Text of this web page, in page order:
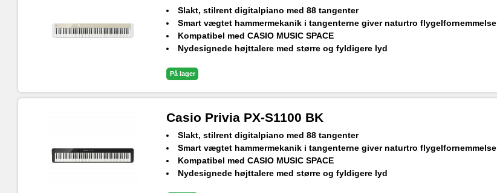
Slakt, stilrent digitalpiano med 88 tangenter
Smart vægtet hammermekanik i tangenterne giver naturtro flygelfornemmelse
Kompatibel med CASIO MUSIC SPACE
Nydesignede højttalere med større og fyldigere lyd
18 indbyggede lyde
På lager
Casio Privia PX-S1100 BK
Slakt, stilrent digitalpiano med 88 tangenter
Smart vægtet hammermekanik i tangenterne giver naturtro flygelfornemmelse
Kompatibel med CASIO MUSIC SPACE
Nydesignede højttalere med større og fyldigere lyd